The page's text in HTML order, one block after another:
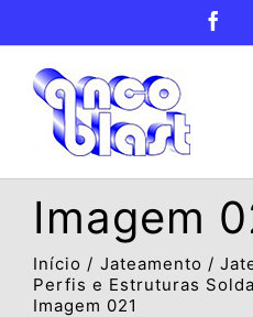
para
conteúdo
Imagem
Início Jateamento
Perfis e Estruturas
Imagem 021